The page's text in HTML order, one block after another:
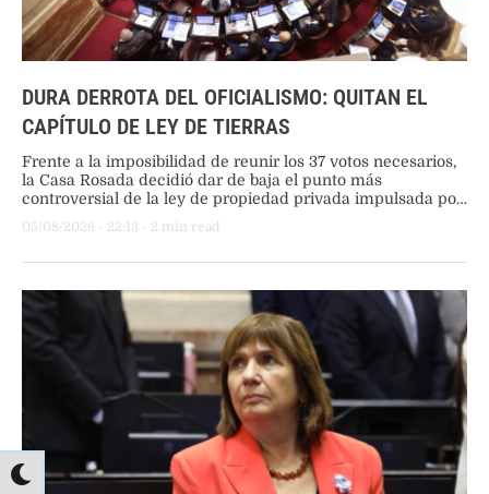
DURA DERROTA DEL OFICIALISMO: QUITAN EL
CAPÍTULO DE LEY DE TIERRAS
Frente a la imposibilidad de reunir los 37 votos necesarios,
la Casa Rosada decidió dar de baja el punto más
controversial de la ley de propiedad privada impulsada por
negativa explícita de gobernadores aliados como Osvaldo
05/08/2026 - 22:13 - 2 min read